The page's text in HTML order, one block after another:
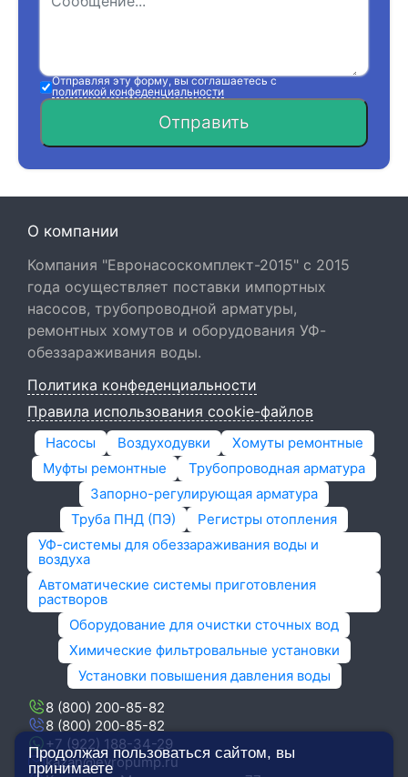
Отправляя эту форму, вы соглашаетесь с
политикой конфеденциальности
Отправить
О компании
Компания "Евронасоскомплект-2015" с 2015
года осуществляет поставки импортных
насосов, трубопроводной арматуры,
ремонтных хомутов и оборудования УФ-
обеззараживания воды.
Политика конфеденциальности
Правила использования cookie-файлов
Насосы Воздуходувки
Хомуты ремонтные
Муфты ремонтные
Трубопроводная арматура
Запорно-регулирующая арматура
Труба ПНД (ПЭ)
Регистры отопления
УФ-системы для обеззараживания воды и
воздуха
Автоматические системы приготовления
растворов
Оборудование для очистки сточных вод
Химические фильтровальные установки
Установки повышения давления воды
8 (800) 200-85-82
8 (800) 200-85-82
+7 (922) 188-34-29
kazan@evropump.ru
Продолжая пользоваться сайтом, вы
принимаете